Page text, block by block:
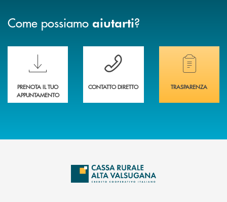
Come possiamo aiutarti?
Scopri le funzionalità della nuova PRENOTA BANCA
PRENOTA IL TUO
APPUNTAMENTO
Hai bisogno di assistenza immediata?
CONTATTO DIRETTO
Hai bisogno di
TRASPARENZA